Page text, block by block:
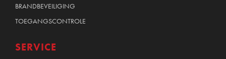
BRANDBEVEILIGING
TOEGANGSCONTROLE
SERVICE